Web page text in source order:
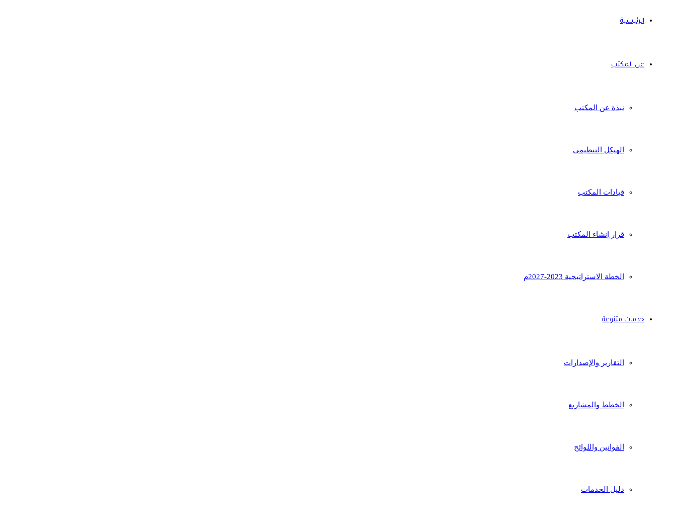
الرئيسية
عن المكتب
نبذة عن المكتب
الهيكل التنظيمى
قيادات المكتب
قرار إنشاء المكتب
الخطة الاستراتيجية 2023-2027م
خدمات متنوعة
التقارير والإصدارات
الخطط والمشاريع
القوانين واللوائح
دليل الخدمات